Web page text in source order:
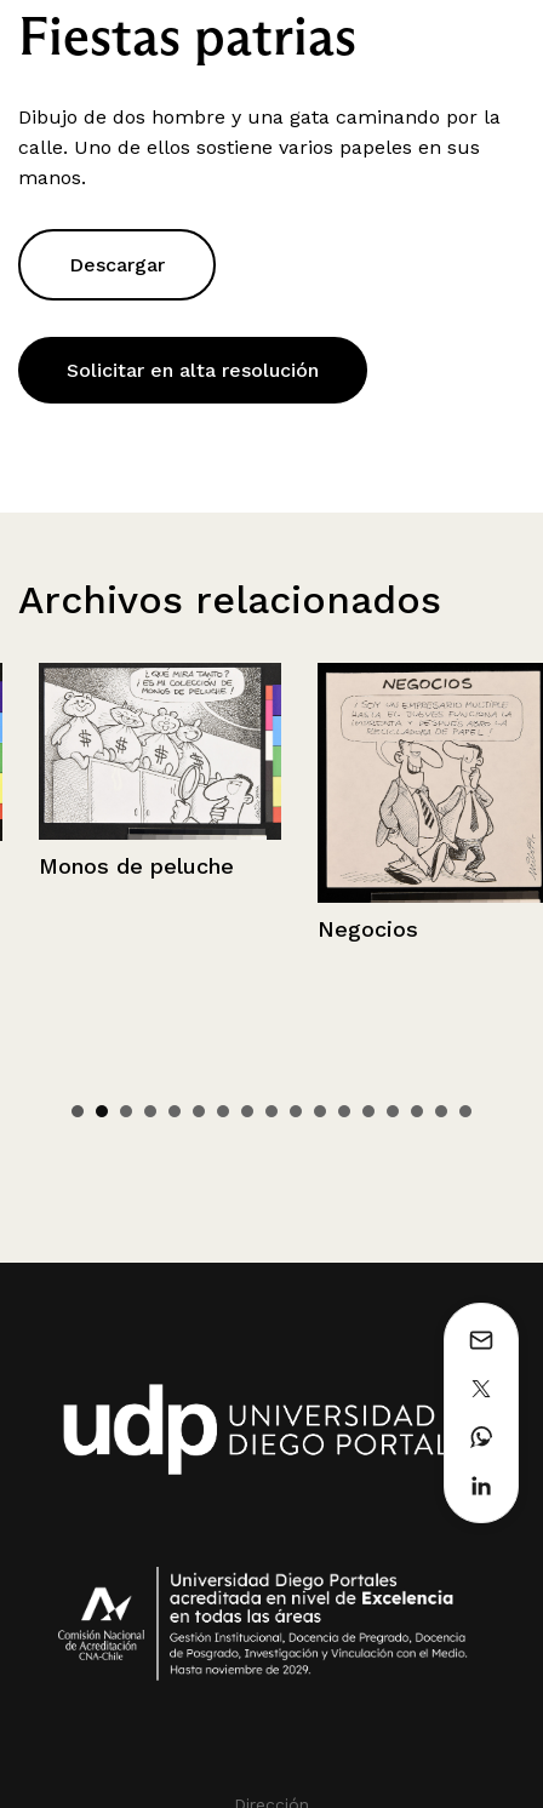
Fiestas patrias
Dibujo de dos hombre y una gata caminando por la
calle. Uno de ellos sostiene varios papeles en sus
manos.
Descargar
Solicitar en alta resolución
Archivos relacionados
Monos de peluche
Negocios